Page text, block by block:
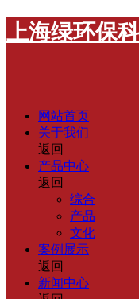
上海绿环保
网站首页
关于我们
返回
产品中心
返回
综合
产品
文化
案例展示
返回
新闻中心